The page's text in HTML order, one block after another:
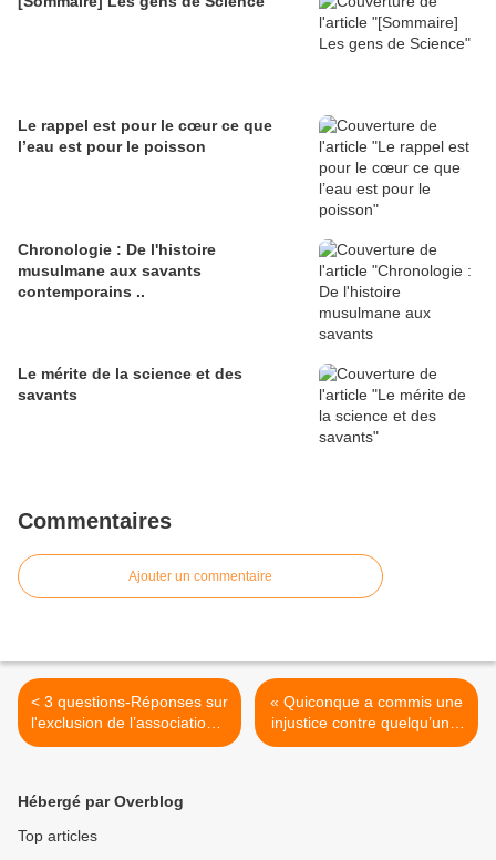
Le rappel est pour le cœur ce que
l’eau est pour le poisson
Chronologie : De l'histoire
musulmane aux savants
contemporains ..
Le mérite de la science et des
savants
Commentaires
Ajouter un commentaire
< 3 questions-Réponses sur
l'exclusion de l’association à
Allah
« Quiconque a commis une
injustice contre quelqu’un »
>
Hébergé par Overblog
Top articles